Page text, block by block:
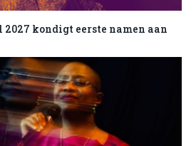
kondigt eerste namen aan